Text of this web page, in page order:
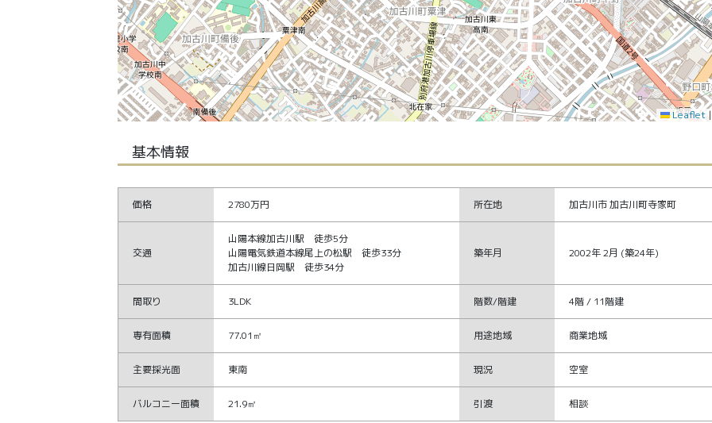
Leaflet |
基本情報
価格 2780万円 所在地 加古川市 加古川町寺家町
交通
山陽本線加古川駅 徒歩5分
山陽電気鉄道本線尾上の松駅 徒歩33分
加古川線日岡駅 徒歩34分
築年月 2002年 2月 (築24年)
間取り 3LDK 階数/階建 4階 / 11階建
専有面積 77.01㎡ 用途地域 商業地域
主要採光面 東南 現況 空室
バルコニー面積 21.9㎡ 引渡 相談